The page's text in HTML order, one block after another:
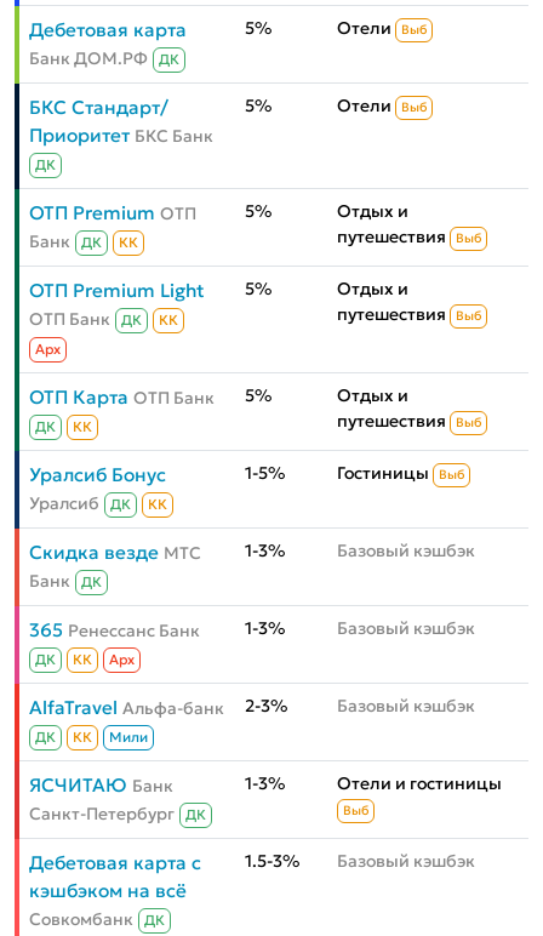
Дебетовая карта
Банк ДОМ.РФ ДК
5% Отели Выб
БКС Стандарт/
Приоритет БКС Банк
ДК
5% Отели Выб
ОТП Premium ОТП
Банк
ДК КК
5%
Отдых и
путешествия
Выб
ОТП Premium Light
ОТП Банк ДК
КК
Aрх
5%
Отдых и
путешествия
Выб
ОТП Карта ОТП Банк
ДК КК
5%
Отдых и
путешествия
Выб
Уралсиб Бонус
Уралсиб ДК КК
1-5% Гостиницы Выб
Скидка везде МТС
Банк
ДК
1-3% Базовый кэшбэк
365 Ренессанс Банк
ДК КК Aрх
1-3% Базовый кэшбэк
AlfaTravel Альфа-банк
ДК КК Мили
2-3% Базовый кэшбэк
ЯСЧИТАЮ Банк
Санкт-Петербург
ДК
1-3% Отели и гостиницы
Выб
Дебетовая карта с
кэшбэком на всё
Совкомбанк ДК
1.5-3% Базовый кэшбэк